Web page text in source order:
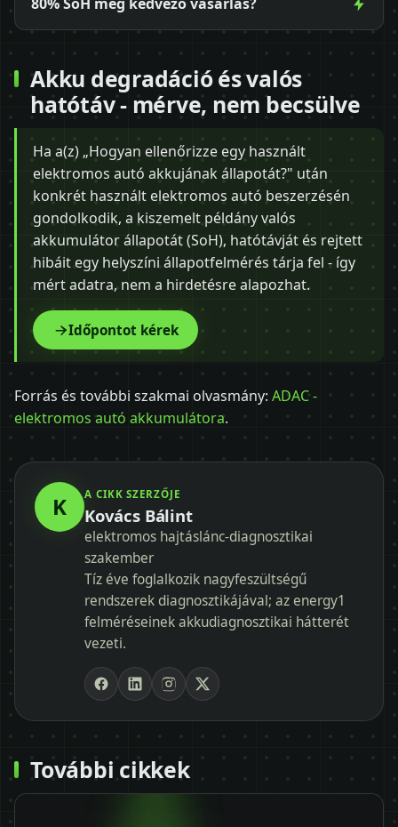
Akku degradáció és valós
hatótáv - mérve, nem becsülve
Ha a(z) „Hogyan ellenőrizze egy használt
elektromos autó akkujának állapotát?" után
konkrét használt elektromos autó beszerzésén
gondolkodik, a kiszemelt példány valós
akkumulátor állapotát (SoH), hatótávját és rejtett
hibáit egy helyszíni állapotfelmérés tárja fel - így
mért adatra, nem a hirdetésre alapozhat.
Időpontot kérek
Forrás és további szakmai olvasmány:ADAC -
elektromos autó akkumulátora.
K A CIKK SZERZŐJE
Kovács Bálint
elektromos hajtáslánc-diagnosztikai
szakember
Tíz éve foglalkozik nagyfeszültségű
rendszerek diagnosztikájával; az energy1
felméréseinek akkudiagnosztikai hátterét
vezeti.
További cikkek